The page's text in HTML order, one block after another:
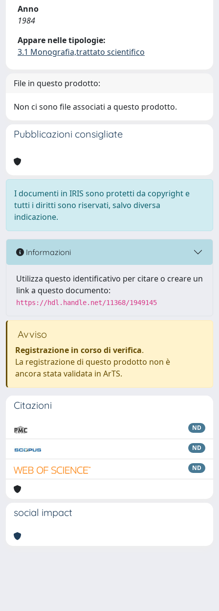
Anno
1984
Appare nelle tipologie:
3.1 Monografia,trattato scientifico
File in questo prodotto:
Non ci sono file associati a questo prodotto.
Pubblicazioni consigliate
I documenti in IRIS sono protetti da copyright e
tutti i diritti sono riservati, salvo diversa
indicazione.
Informazioni
Utilizza questo identificativo per citare o creare un
link a questo documento:
https://hdl.handle.net/11368/1949145
Avviso
Registrazione in corso di verifica.
La registrazione di questo prodotto non è
ancora stata validata in ArTS.
Citazioni
ND
ND
ND
social impact